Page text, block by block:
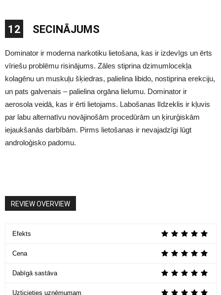
12 SECINĀJUMS
Dominator ir moderna narkotiku lietošana, kas ir izdevīgs un ērts
vīriešu problēmu risinājums. Zāles stiprina dzimumlocekļa
kolagēnu un muskuļu šķiedras, palielina libido, nostiprina erekciju,
un pats galvenais – palielina orgāna lielumu. Dominator ir
aerosola veidā, kas ir ērti lietojams. Labošanas līdzeklis ir kļuvis
par labu alternatīvu novājinošām procedūrām un ķirurģiskām
iejaukšanās darbībām. Pirms lietošanas ir nevajadzīgi lūgt
androloģisko padomu.
REVIEW OVERVIEW
Efekts
Cena
Dabīgā sastāva
Uzticieties uzņēmumam